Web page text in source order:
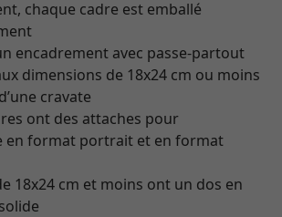
chaque cadre est emballé
encadrement avec passe-partout
dimensions de 18x24 cm ou moins
cravate
ont des attaches pour
en format portrait et en format
18x24 cm et moins ont un dos en